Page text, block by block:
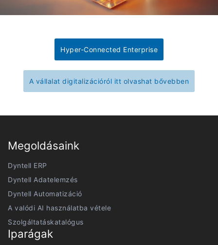
Hyper-Connected Enterprise
A vállalat digitalizációról itt olvashat bővebben
Megoldásaink
Dyntell ERP
Dyntell Adatelemzés
Dyntell Automatizáció
A valódi AI használatba vétele
Szolgáltatáskatalógus
Iparágak